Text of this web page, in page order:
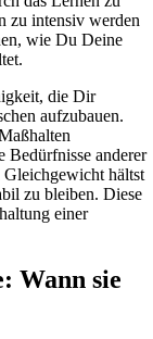
zu intensiv werden
wie Du Deine
die Dir
aufzubauen.
Bedürfnisse anderer
Gleichgewicht hältst
zu bleiben. Diese
einer
Wann sie